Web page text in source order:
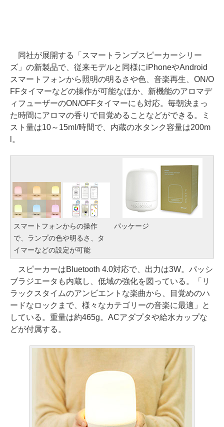
同社が展開する「スマートランプスピーカーシリー
ズ」の新製品で、従来モデルと同様にiPhoneやAndroid
スマートフォンから照明の明るさや色、音楽再生、ON/O
FFタイマーなどの操作が可能なほか、新機能のアロマデ
ィフューザーのON/OFFタイマーにも対応。毎朝決まっ
た時間にアロマの香りで目覚めることなどができる。ミ
スト量は10～15ml/時間で、内蔵の水タンク容量は200m
l。
スマートフォンからの操作
で、ランプの色や明るさ、タ
イマーなどの設定が可能
パッケージ
スピーカーはBluetooth 4.0対応で、出力は3W。パッシ
ブラジエータも内蔵し、低域の強化を図っている。「リ
ラックスタイムのアンビエントな楽曲から、目覚めのハ
ードなロックまで、様々なカテゴリーの音楽に最適」と
している。重量は約465g。ACアダプタや給水カップな
どが付属する。